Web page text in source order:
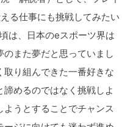
る仕事にも挑戦してみたい
は、日本のeスポーツ界は
また夢だと思っていまし
り組んできた一番好きな
めるのではなく挑戦しよ
うとすることでチャンス